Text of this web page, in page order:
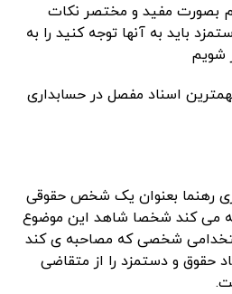
بصورت مفید و مختصر نکات
باید به آنها توجه کنید را به
شویم
اسناد مفصل در حسابداری
رهنما بعنوان یک شخص حقوقی
می کند شخصا شاهد این موضوع
شخصی که مصاحبه ی کند
حقوق و دستمزد را از متقاضی